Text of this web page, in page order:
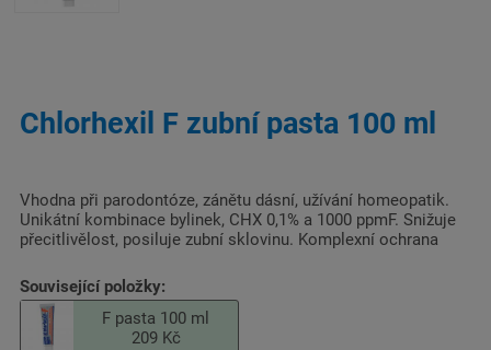
Chlorhexil F zubní pasta 100 ml
Vhodna při parodontóze, zánětu dásní, užívání homeopatik.
Unikátní kombinace bylinek, CHX 0,1% a 1000 ppmF. Snižuje
přecitlivělost, posiluje zubní sklovinu. Komplexní ochrana
Související položky:
F pasta 100 ml
209 Kč